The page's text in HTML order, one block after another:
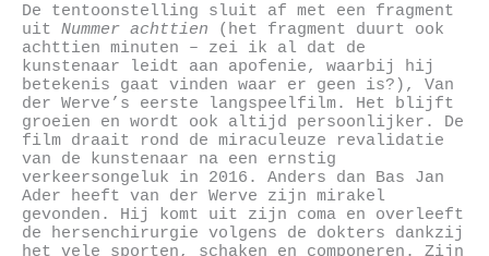
De tentoonstelling sluit af met een fragment
uit Nummer achttien (het fragment duurt ook
achttien minuten – zei ik al dat de
kunstenaar leidt aan apofenie, waarbij hij
betekenis gaat vinden waar er geen is?), Van
der Werve’s eerste langspeelfilm. Het blijft
groeien en wordt ook altijd persoonlijker. De
film draait rond de miraculeuze revalidatie
van de kunstenaar na een ernstig
verkeersongeluk in 2016. Anders dan Bas Jan
Ader heeft van der Werve zijn mirakel
gevonden. Hij komt uit zijn coma en overleeft
de hersenchirurgie volgens de dokters dankzij
het vele sporten, schaken en componeren. Zijn